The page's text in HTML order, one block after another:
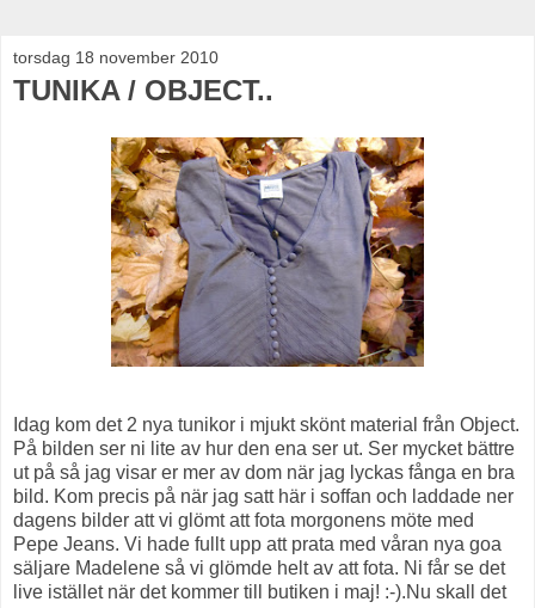
torsdag 18 november 2010
TUNIKA / OBJECT..
Idag kom det 2 nya tunikor i mjukt skönt material från Object.
På bilden ser ni lite av hur den ena ser ut. Ser mycket bättre
ut på så jag visar er mer av dom när jag lyckas fånga en bra
bild. Kom precis på när jag satt här i soffan och laddade ner
dagens bilder att vi glömt att fota morgonens möte med
Pepe Jeans. Vi hade fullt upp att prata med våran nya goa
säljare Madelene så vi glömde helt av att fota. Ni får se det
live istället när det kommer till butiken i maj! :-).Nu skall det